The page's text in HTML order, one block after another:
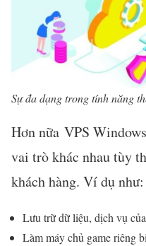
Sự đa dạng trong tính năng
Hơn nữa VPS
vai trò khác nhau tùy
khách hàng. Ví dụ như:
Lưu trữ dữ liệu, dịch vụ
Làm máy chủ game riêng